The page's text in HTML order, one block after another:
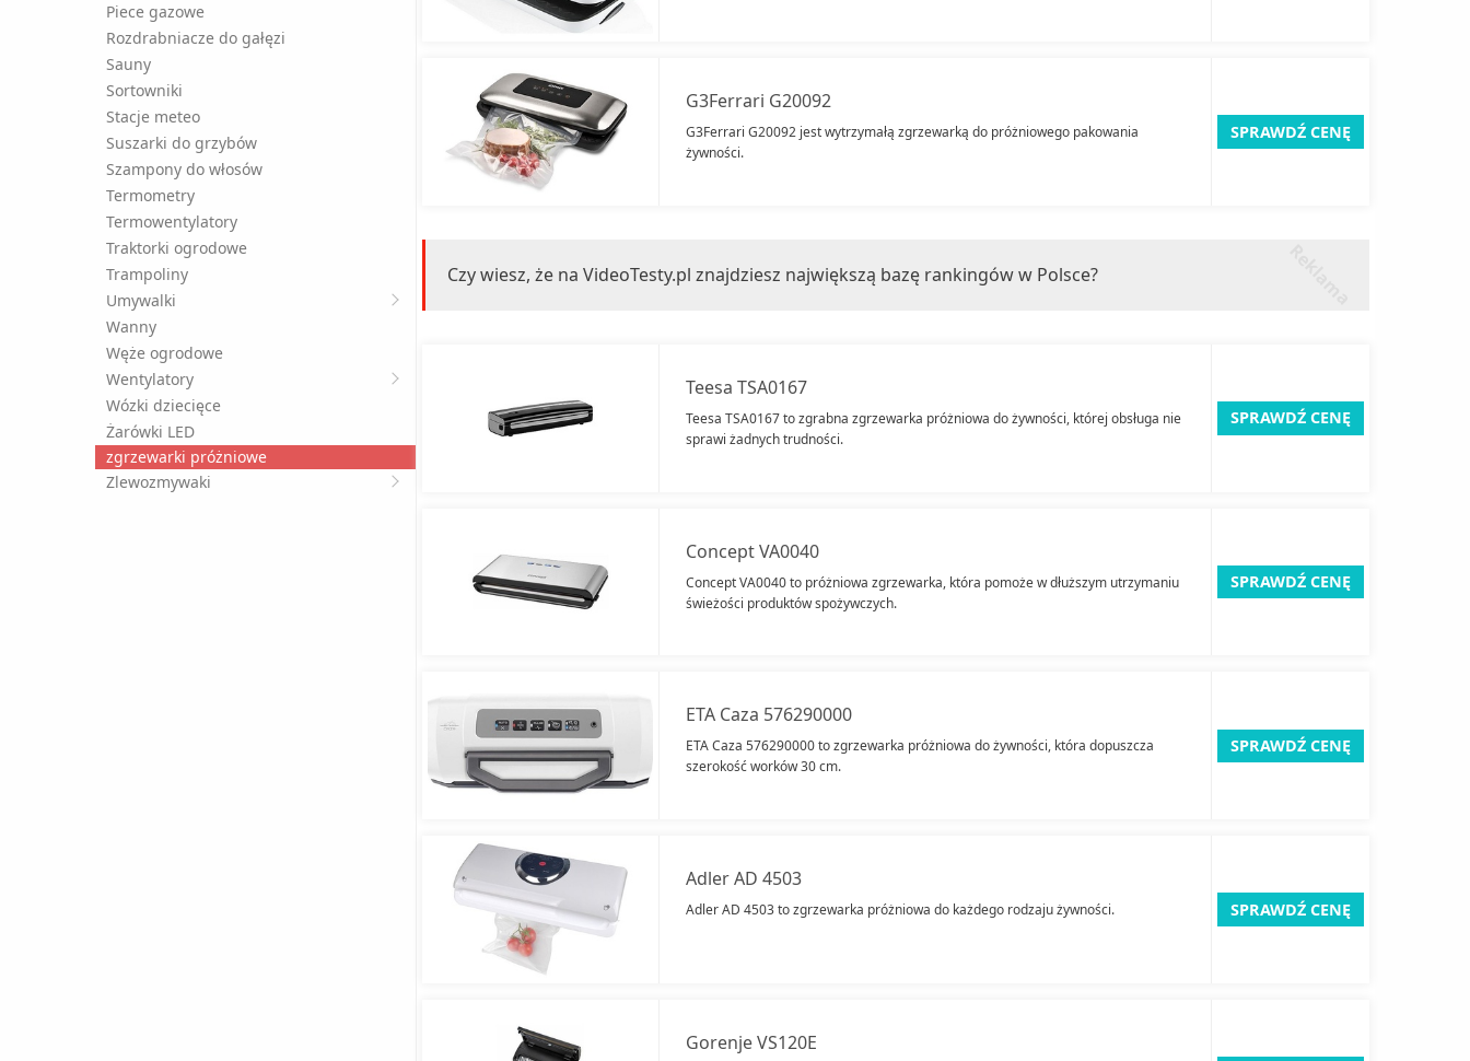
Piece gazowe
Rozdrabniacze do gałęzi
Sauny
Sortowniki
Stacje meteo
Suszarki do grzybów
Szampony do włosów
Termometry
Termowentylatory
Traktorki ogrodowe
Trampoliny
Umywalki
Wanny
Węże ogrodowe
Wentylatory
Wózki dziecięce
Żarówki LED
zgrzewarki próżniowe
Zlewozmywaki
G3Ferrari G20092
G3Ferrari G20092 jest wytrzymałą zgrzewarką do próżniowego pakowania
żywności.
SPRAWDŹ CENĘ
Czy wiesz, że na VideoTesty.pl znajdziesz największą bazę rankingów w Polsce?
Teesa TSA0167
Teesa TSA0167 to zgrabna zgrzewarka próżniowa do żywności, której obsługa nie
sprawi żadnych trudności.
SPRAWDŹ CENĘ
Concept VA0040
Concept VA0040 to próżniowa zgrzewarka, która pomoże w dłuższym utrzymaniu
świeżości produktów spożywczych.
SPRAWDŹ CENĘ
ETA Caza 576290000
ETA Caza 576290000 to zgrzewarka próżniowa do żywności, która dopuszcza
szerokość worków 30 cm.
SPRAWDŹ CENĘ
Adler AD 4503
Adler AD 4503 to zgrzewarka próżniowa do każdego rodzaju żywności. SPRAWDŹ CENĘ
Gorenje VS120E